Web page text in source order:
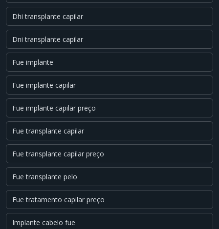
Dhi transplante capilar
Dni transplante capilar
Fue implante
Fue implante capilar
Fue implante capilar preço
Fue transplante capilar
Fue transplante capilar preço
Fue transplante pelo
Fue tratamento capilar preço
Implante cabelo fue